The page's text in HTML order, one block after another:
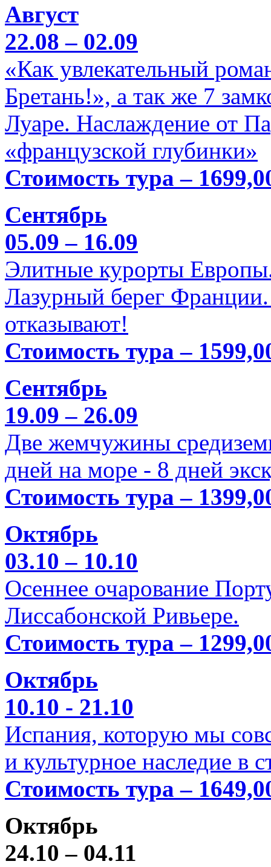
Август
22.08 – 02.09
«Как увлекательный
Бретань!», а так же 7
Луаре. Наслаждение от
«французской глубинки»
Стоимость тура –
Сентябрь
05.09 – 16.09
Элитные курорты
Лазурный берег
отказывают!
Стоимость тура –
Сентябрь
19.09 – 26.09
Две жемчужины
дней на море - 8 дней
Стоимость тура –
Октябрь
03.10 – 10.10
Осеннее очарование
Лиссабонской Ривьере.
Стоимость тура –
Октябрь
10.10 - 21.10
Испания, которую мы
и культурное наследие в
Стоимость тура –
Октябрь
24.10 – 04.11